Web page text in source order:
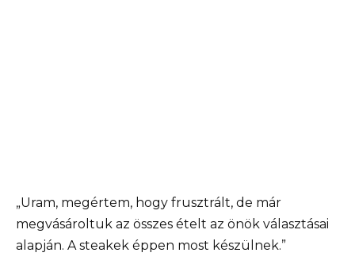
„Uram, megértem, hogy frusztrált, de már
megvásároltuk az összes ételt az önök választásai
alapján. A steakek éppen most készülnek.”